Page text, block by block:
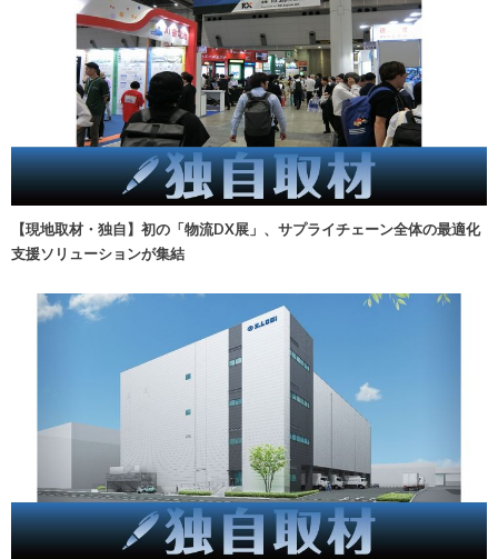
【現地取材・独自】初の「物流DX展」、サプライチェーン全体の最適化
支援ソリューションが集結